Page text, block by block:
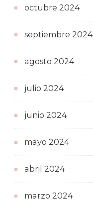
octubre 2024
septiembre 2024
agosto 2024
julio 2024
junio 2024
mayo 2024
abril 2024
marzo 2024